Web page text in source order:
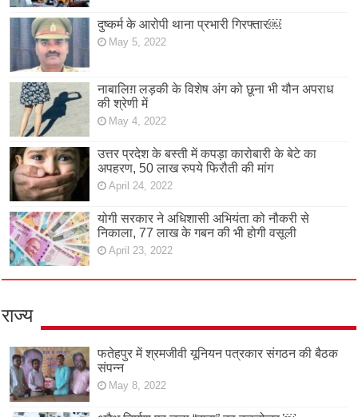
दुष्कर्म के आरोपी थाना प्रभारी गिरफ्तार￼
May 5, 2022
नाबालिग़ लड़की के विशेष अंग को छूना भी यौन अपराध
की श्रेणी में
May 4, 2022
उत्तर प्रदेश के बस्ती में कपड़ा कारोबारी के बेटे का
अपहरण, 50 लाख रुपये फिरौती की मांग
April 24, 2022
योगी सरकार ने अधिशासी अभियंता को नौकरी से
निकाला, 77 लाख के गबन की भी होगी वसूली
April 23, 2022
राज्य
फतेहपुर में श्रमजीवी यूनियन पत्रकार संगठन की बैठक
संपन्न
May 8, 2022